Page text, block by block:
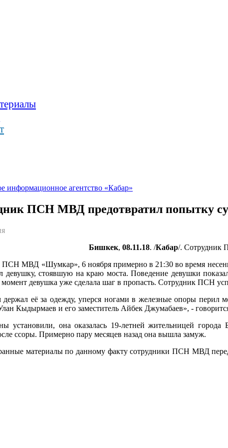
ПСН МВД предотвратил попытку
Бишкек, 08.11.18. /Кабар/. Сотрудник
ПСН МВД «Шумкар», 6 ноября примерно в 21:30 во время
девушку, стоявшую на краю моста. Поведение девушки
девушка уже сделала шаг в пропасть. Сотрудник ПСН
её за одежду, уперся ногами в железные опоры
Кыдырмаев и его заместитель Айбек Джумабаев», -
установили, она оказалась 19-летней жительницей
ссоры. Примерно пару месяцев назад она вышла замуж.
материалы по данному факту сотрудники ПСН МВД